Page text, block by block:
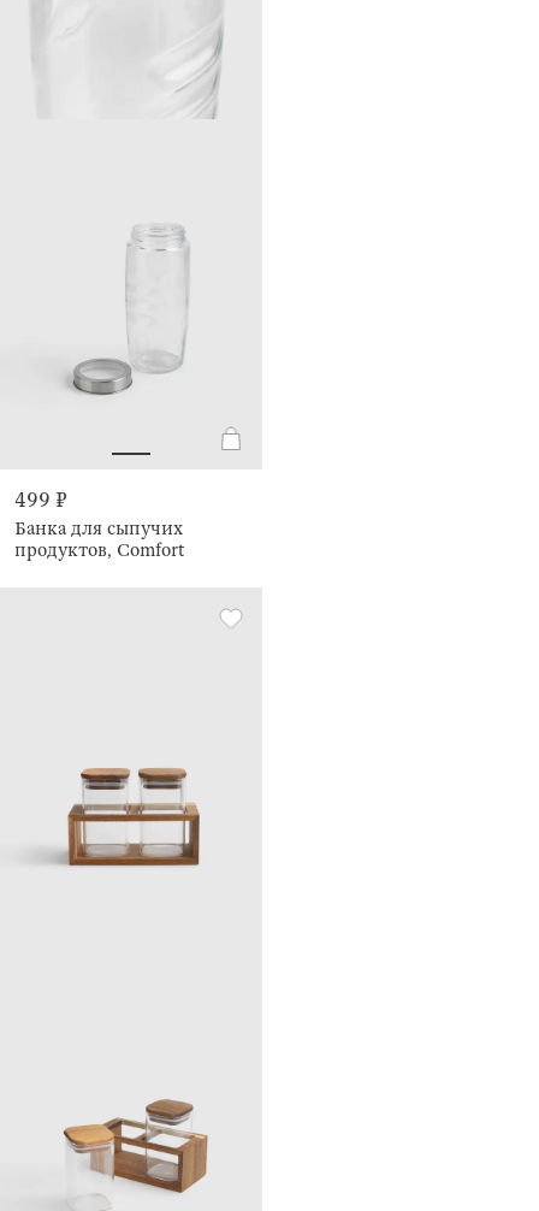
499 ₽
Банка для сыпучих
продуктов, Comfort